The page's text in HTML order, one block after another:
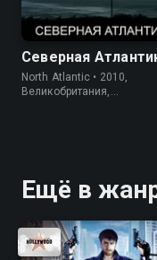
Северная
North Atlantic • 2010,
Великобритания,
Ещё в